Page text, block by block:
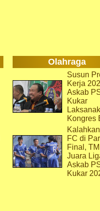
Olahraga
Susun
Kerja
Askab
Kukar
Kongres
FC di
Final,
Juara
Askab
Kukar